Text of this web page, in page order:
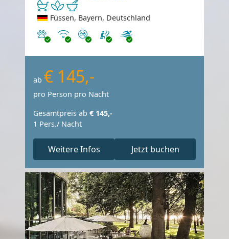
Füssen, Bayern, Deutschland
Haustiere erlaubt
InternetNichtraucher
ab € 145,-
pro Person pro Nacht
Gesamtpreis ab € 145,-
1 Pers./ Nacht
Weitere Infos Jetzt buchen